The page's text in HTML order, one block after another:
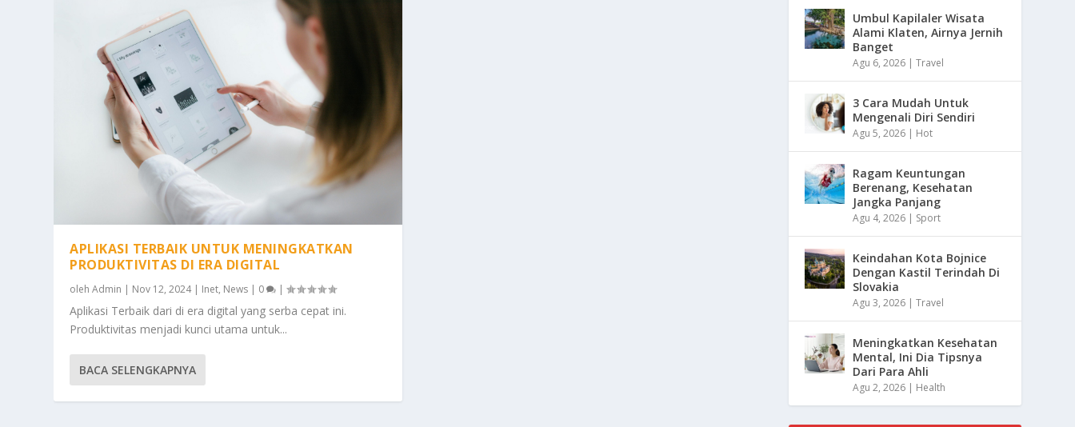
APLIKASI TERBAIK UNTUK MENINGKATKAN
PRODUKTIVITAS DI ERA DIGITAL
olehAdmin | Nov 12, 2024| Inet, News | 0 |
Aplikasi Terbaik dari di era digital yang serba cepat ini.
Produktivitas menjadi kunci utama untuk...
BACA SELENGKAPNYA
Umbul Kapilaler Wisata
Alami Klaten, Airnya Jernih
Banget
Agu 6, 2026 |Travel
3 Cara Mudah Untuk
Mengenali Diri Sendiri
Agu 5, 2026 | Hot
Ragam Keuntungan
Berenang, Kesehatan
Jangka Panjang
Agu 4, 2026 | Sport
Keindahan Kota Bojnice
Dengan Kastil Terindah Di
Slovakia
Agu 3, 2026 |Travel
Meningkatkan Kesehatan
Mental, Ini Dia Tipsnya
Dari Para Ahli
Agu 2, 2026 | Health